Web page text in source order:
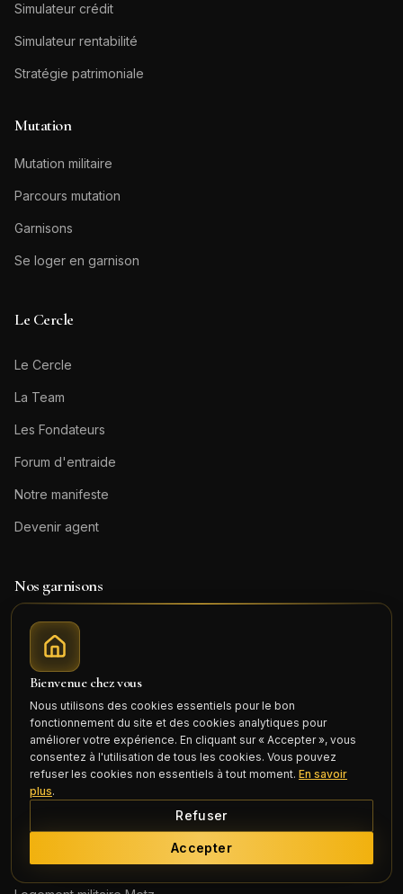
Simulateur crédit
Simulateur rentabilité
Stratégie patrimoniale
Mutation
Mutation militaire
Parcours mutation
Garnisons
Se loger en garnison
Le Cercle
Le Cercle
La Team
Les Fondateurs
Forum d'entraide
Notre manifeste
Devenir agent
Nos garnisons
Logement militaire
Logement militaire
Logement militaire Toulon
Logement militaire Toulouse
Logement militaireValdahon
Logement militaireNîmes
Logement militaireCaen
Logement militaireNancy
Bienvenue chez vous
Nous utilisons des cookies essentiels pour le bon
fonctionnement du site et des cookies analytiques pour
améliorer votre expérience. En cliquant sur « Accepter », vous
consentez à l'utilisation de tous les cookies. Vous pouvez
refuser les cookies non essentiels à tout moment. En savoir
plus.
Refuser
Accepter